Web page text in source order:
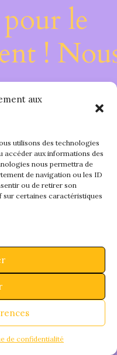
aux
utilisons des technologies
accéder aux informations des
nous permettra de
de navigation ou les ID
ou de retirer son
certaines caractéristiques
de confidentialité
le
!
sur
de
–
!